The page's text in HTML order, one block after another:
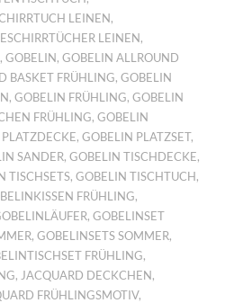
LEINEN,
LEINEN ,
,GOBELIN ,GOBELIN ALLROUND
BASKET FRÜHLING,GOBELIN
,GOBELIN FRÜHLING,GOBELIN
FRÜHLING,GOBELIN
,GOBELIN PLATZSET,
SANDER,GOBELIN TISCHDECKE,
TISCHSETS,GOBELIN TISCHTUCH ,
FRÜHLING,
,GOBELINSET
,GOBELINSETS SOMMER,
FRÜHLING,
, JACQUARD DECKCHEN ,
FRÜHLINGSMOTIV,